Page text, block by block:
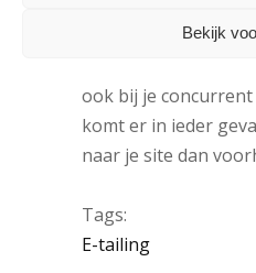
Bekijk
mobiele website of
ook bij je
komt er in ieder
naar je site dan
Tags:
E-tailing